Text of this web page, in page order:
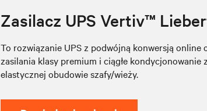
Zasilacz UPS Vertiv™
To rozwiązanie UPS z podwójną konwersją online
zasilania klasy premium i ciągłe kondycjonowanie
elastycznej obudowie szafy/wieży.